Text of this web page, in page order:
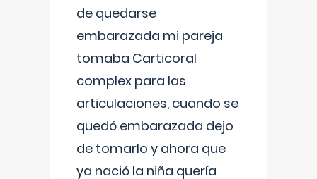
de quedarse
embarazada mi pareja
tomaba Carticoral
complex para las
articulaciones, cuando se
quedó embarazada dejo
de tomarlo y ahora que
ya nació la niña quería